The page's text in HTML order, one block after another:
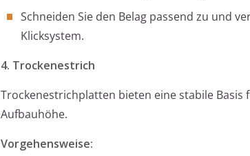
Schneiden Sie den Belag passend zu und
Klicksystem.
4. Trockenestrich
Trockenestrichplatten bieten eine stabile
Aufbauhöhe.
Vorgehensweise: